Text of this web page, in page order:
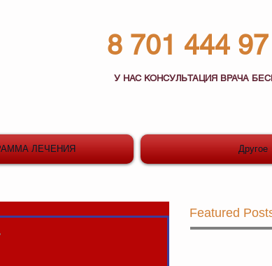
8 701 444 97
У НАС КОНСУЛЬТАЦИЯ ВРАЧА
ЛЕЧЕНИЯ Другое
Featured